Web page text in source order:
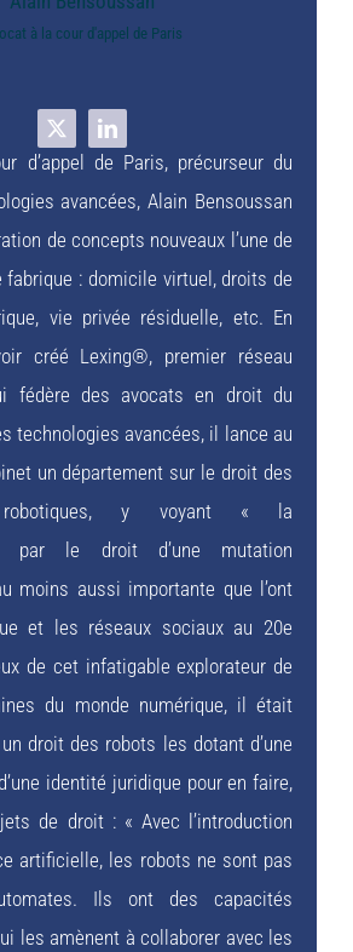
à la cour d'appel de Paris
d’appel de Paris, précurseur du
avancées, Alain Bensoussan
de concepts nouveaux l’une de
fabrique : domicile virtuel, droits de
vie privée résiduelle, etc. En
créé Lexing®, premier réseau
fédère des avocats en droit du
technologies avancées, il lance au
un département sur le droit des
robotiques, y voyant « la
par le droit d’une mutation
moins aussi importante que l’ont
et les réseaux sociaux au 20e
de cet infatigable explorateur de
du monde numérique, il était
droit des robots les dotant d’une
identité juridique pour en faire,
de droit : « Avec l’introduction
artificielle, les robots ne sont pas
Ils ont des capacités
les amènent à collaborer avec les